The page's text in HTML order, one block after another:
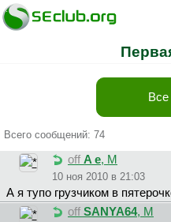
Всего сообщений: 74
off A e, М
10 ноя 2010 в 21:03
А я тупо грузчиком в
off SANYA64, М